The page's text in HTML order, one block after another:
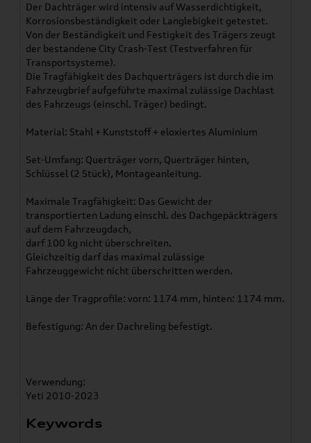
Der Dachträger wird intensiv auf Wasserdichtigkeit,
Korrosionsbeständigkeit oder Langlebigkeit getestet.
Von der Beständigkeit und Festigkeit des Trägers zeugt
der bestandene City Crash-Test (Testverfahren für
Transportsysteme).
Die Tragfähigkeit des Dachquerträgers ist durch die im
Fahrzeugbrief aufgeführte maximal zulässige Dachlast
des Fahrzeugs (einschl. Träger) bedingt.
Material: Stahl + Kunststoff + eloxiertes Aluminium
Set-Umfang: Querträger vorn, Querträger hinten,
Schlüssel (2 Stück), Montageanleitung.
Maximale Tragfähigkeit: Das Gewicht der
transportierten Ladung einschl. des Dachgepäckträgers
auf dem Fahrzeugdach,
darf 100 kg nicht überschreiten.
Gleichzeitig darf das maximal zulässige
Fahrzeuggewicht nicht überschritten werden.
Länge der Tragprofile: vorn: 1174 mm, hinten: 1174 mm.
Befestigung: An der Dachreling befestigt.
Verwendung:
Yeti 2010-2023
Keywords